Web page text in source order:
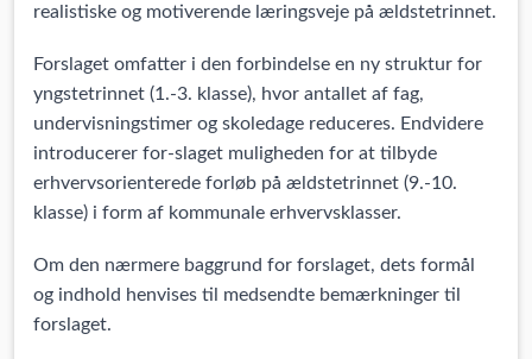
realistiske og motiverende læringsveje på ældstetrinnet.
Forslaget omfatter i den forbindelse en ny struktur for
yngstetrinnet (1.-3. klasse), hvor antallet af fag,
undervisningstimer og skoledage reduceres. Endvidere
introducerer for-slaget muligheden for at tilbyde
erhvervsorienterede forløb på ældstetrinnet (9.-10.
klasse) i form af kommunale erhvervsklasser.
Om den nærmere baggrund for forslaget, dets formål
og indhold henvises til medsendte bemærkninger til
forslaget.